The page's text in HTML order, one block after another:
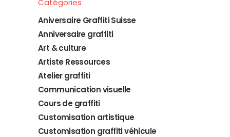
Catégories
Aniversaire Graffiti Suisse
Anniversaire graffiti
Art & culture
Artiste Ressources
Atelier graffiti
Communication visuelle
Cours de graffiti
Customisation artistique
Customisation graffiti véhicule